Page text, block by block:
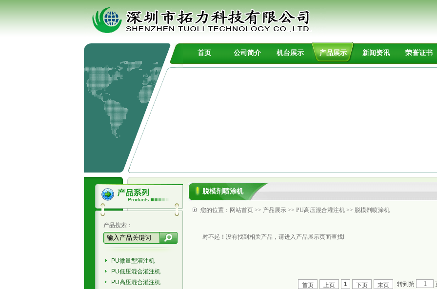
首页 公司简介 机台展示 产品展示 新闻资讯 荣誉证书
产品搜索：
PU微量型灌注机
PU低压混合灌注机
PU高压混合灌注机
脱模剂喷涂机
您的位置： 网站首页 >> 产品展示 >> PU高压混合灌注机 >> 脱模剂喷涂机
对不起！没有找到相关产品，请进入产品展示页面查找!
首页 上页 1 下页 末页 转到第